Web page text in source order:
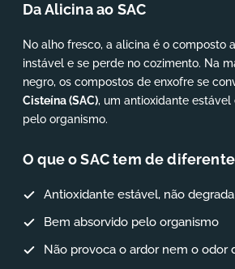
Da Alicina ao SAC
No alho fresco, a alicina é o composto
instável e se perde no cozimento. Na
negro, os compostos de enxofre se
Cisteína (SAC), um antioxidante
pelo organismo.
O que o SAC tem de diferente
Antioxidante estável, não
Bem absorvido pelo organismo
Não provoca o ardor nem o odor